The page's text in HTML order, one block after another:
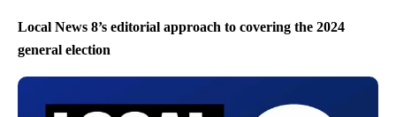
Local News 8’s editorial approach to covering the 2024
general election